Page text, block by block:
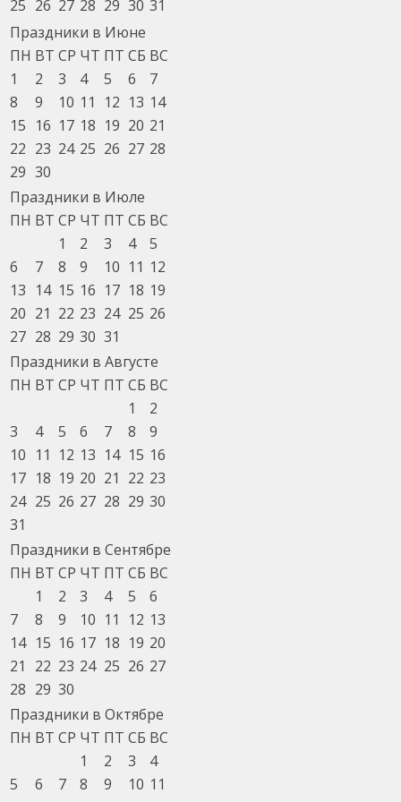
25 26 27 28 29 30 31
Праздники в Июне
ПН ВТ СР ЧТ ПТ СБ ВС
1
2 3 4 5 6
7
8
9 10 11 12 13 14
15 16 17 18 19 20 21
22 23 24 25 26 27 28
29 30
Праздники в Июле
ПН ВТ СР ЧТ ПТ СБ ВС
1
2 3 4
5
6
7 8 9 10 11 12
13 14 15 16 17 18 19
20 21 22 23 24 25 26
27 28 29 30 31
Праздники в Августе
ПН ВТ СР ЧТ ПТ СБ ВС
1
2
3
4 5 6 7 8
9
10 11 12 13 14 15 16
17 18 19 20 21 22 23
24 25 26 27 28 29 30
31
Праздники в Сентябре
ПН ВТ СР ЧТ ПТ СБ ВС
1
2 3 4 5
6
7
8 9 10 11 12 13
14 15 16 17 18 19 20
21
22 23 24 25 26 27
28 29 30
Праздники в Октябре
ПН ВТ СР ЧТ ПТ СБ ВС
1
2 3
4
5
6 7 8 9 10 11